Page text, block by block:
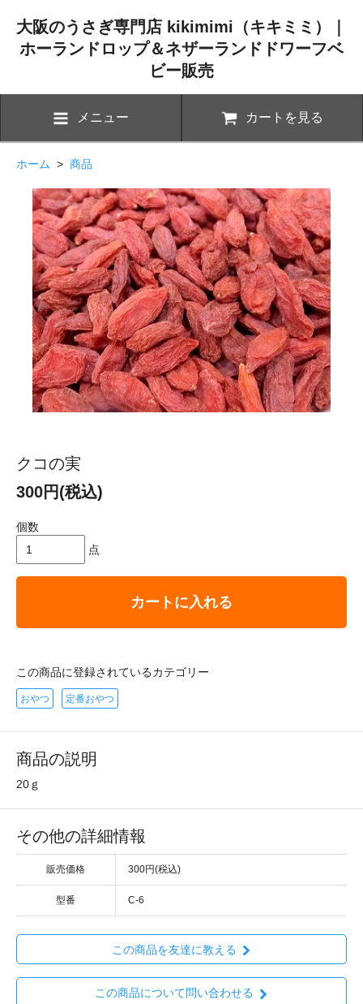
大阪のうさぎ専門店 kikimimi（キキミミ）｜
ホーランドロップ＆ネザーランドドワーフベ
ビー販売
メニュー カートを見る
ホーム > 商品
クコの実
300円(税込)
個数
点
カートに入れる
この商品に登録されているカテゴリー
おやつ 定番おやつ
商品の説明
20ｇ
その他の詳細情報
販売価格 300円(税込)
型番 C-6
この商品を友達に教える
この商品について問い合わせる